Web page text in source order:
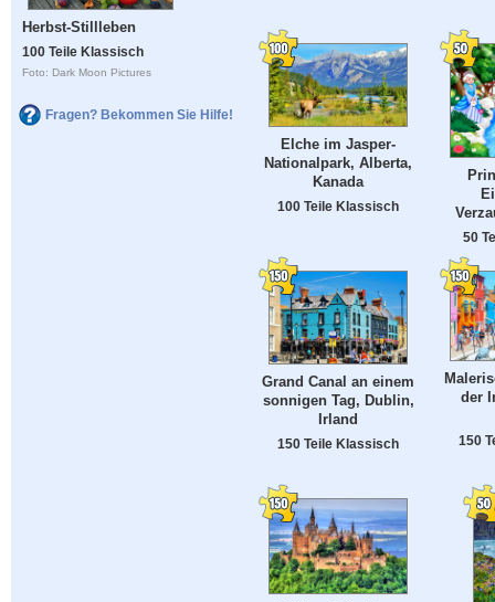
Herbst-Stillleben
100 Teile Klassisch
Foto: Dark Moon Pictures
Fragen? Bekommen Sie Hilfe!
Elche im Jasper-
Nationalpark, Alberta,
Kanada
100 Teile Klassisch
50
Grand Canal an einem
sonnigen Tag, Dublin,
Irland
150 Teile Klassisch
der
150